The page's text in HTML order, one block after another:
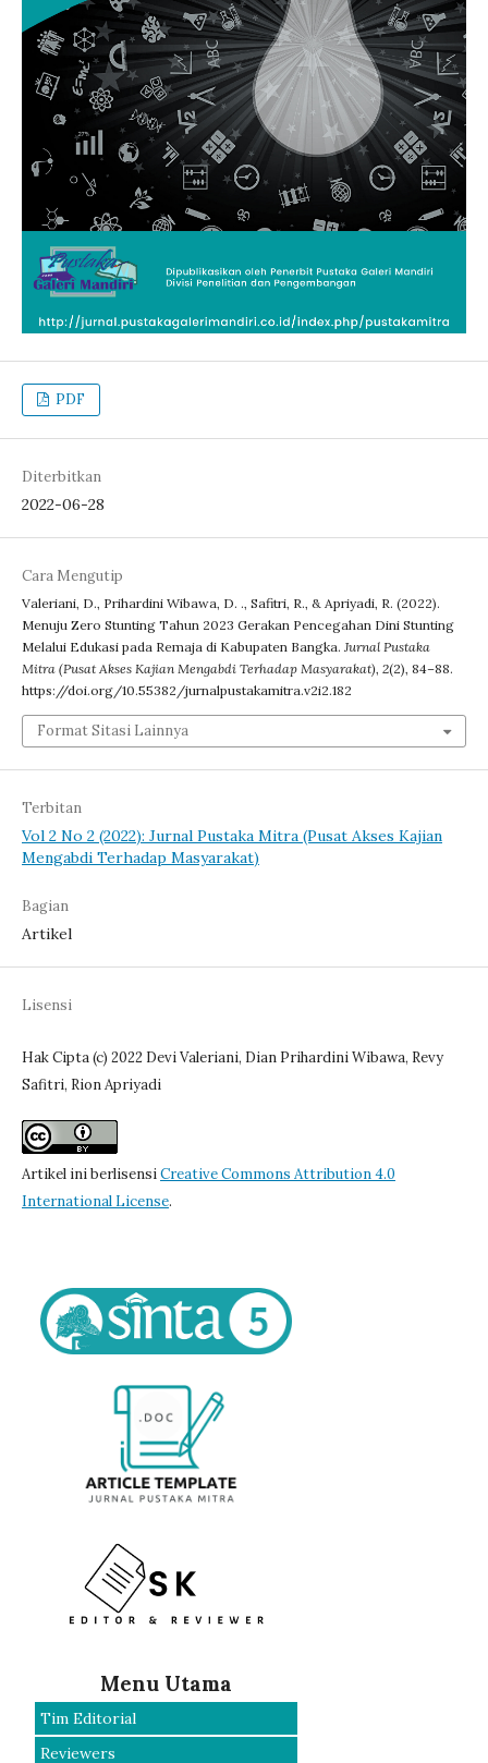
PDF
Diterbitkan
2022-06-28
Cara Mengutip
Valeriani, D., Prihardini Wibawa, D. ., Safitri, R., & Apriyadi, R. (2022).
Menuju Zero Stunting Tahun 2023 Gerakan Pencegahan Dini Stunting
Melalui Edukasi pada Remaja di Kabupaten Bangka. Jurnal Pustaka
Mitra (Pusat Akses Kajian Mengabdi Terhadap Masyarakat), 2(2), 84–88.
https://doi.org/10.55382/jurnalpustakamitra.v2i2.182
Format Sitasi Lainnya
Terbitan
Vol 2 No 2 (2022): Jurnal Pustaka Mitra (Pusat Akses Kajian
Mengabdi Terhadap Masyarakat)
Bagian
Artikel
Lisensi
Hak Cipta (c) 2022 Devi Valeriani, Dian Prihardini Wibawa, Revy
Safitri, Rion Apriyadi
Artikel ini berlisensiCreative Commons Attribution 4.0
International License.
Menu Utama
Tim Editorial
Reviewers